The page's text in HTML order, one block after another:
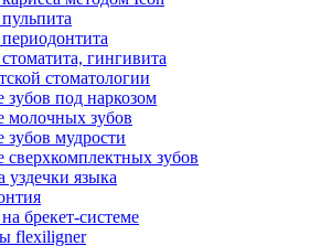
гингивита
стоматологии
зубов под наркозом
молочных зубов
зубов мудрости
сверхкомплектных зубов
уздечки языка
брекет-системе
flexiligner